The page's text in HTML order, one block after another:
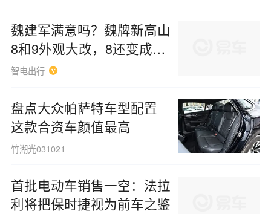
魏建军满意吗？魏牌新高山
8和9外观大改，8还变成油
电混动
智电出行
盘点大众帕萨特车型配置
这款合资车颜值最高
竹湖光031021
首批电动车销售一空：法拉
利将把保时捷视为前车之鉴